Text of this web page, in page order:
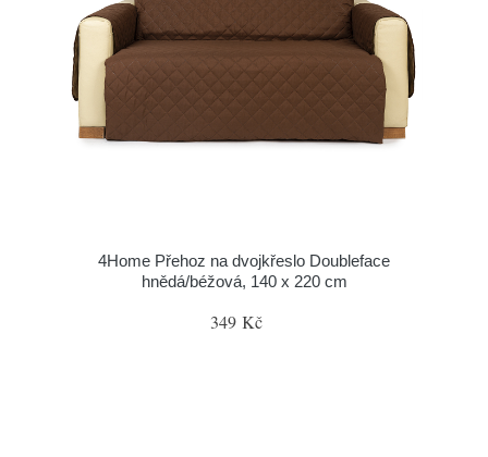
4Home Přehoz na dvojkřeslo Doubleface
hnědá/béžová, 140 x 220 cm
349 Kč